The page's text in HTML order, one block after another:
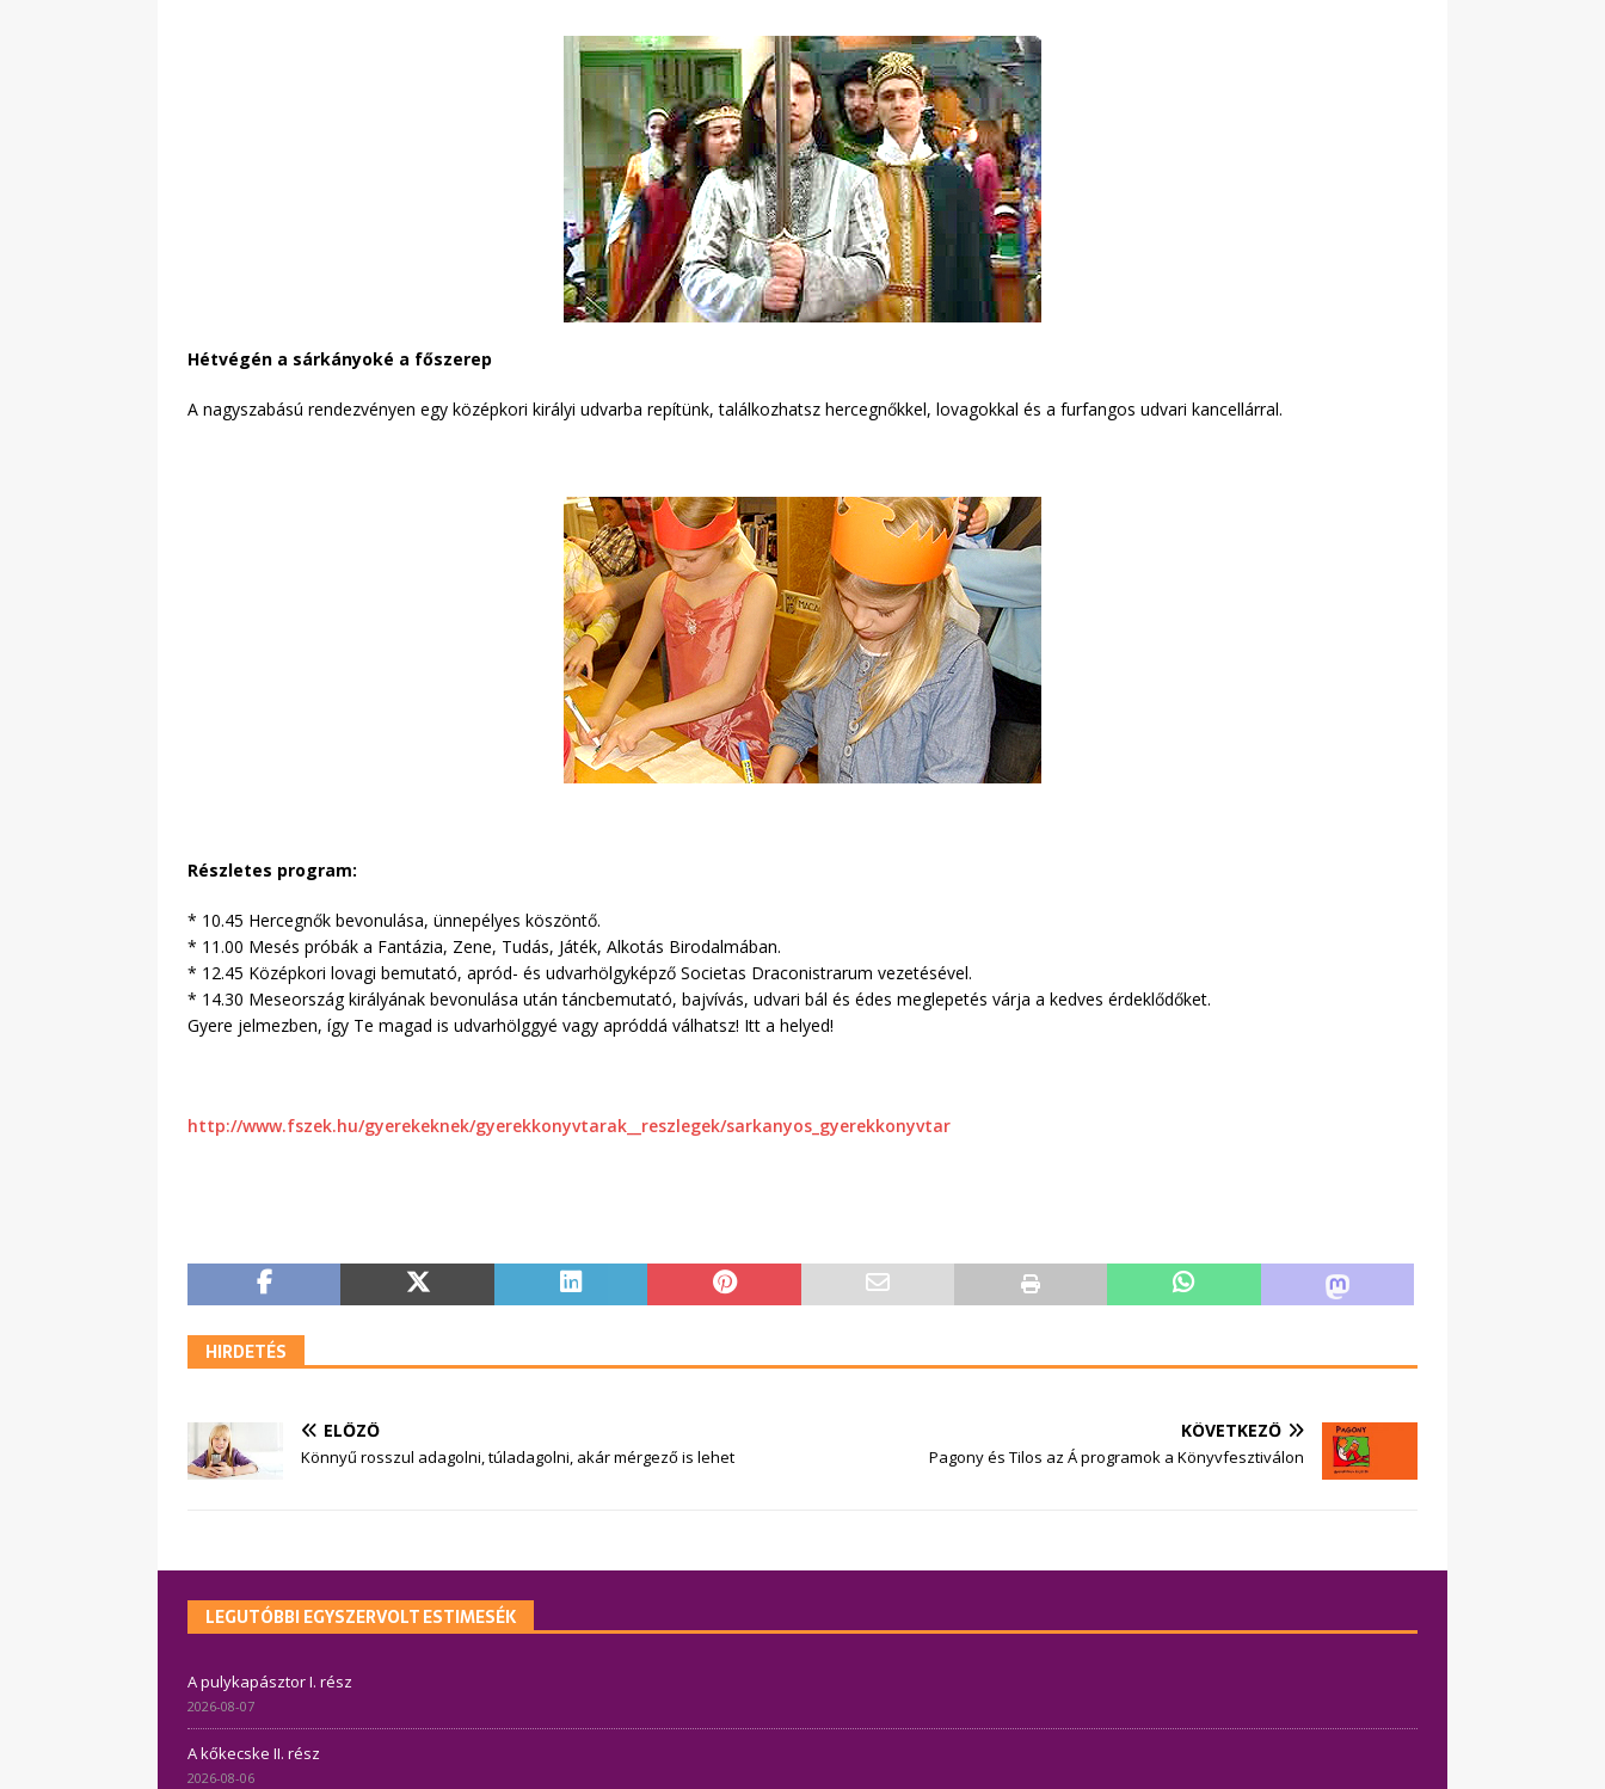
Hétvégén a sárkányoké a főszerep
A nagyszabású rendezvényen egy középkori királyi udvarba repítünk, találkozhatsz hercegnőkkel, lovagokkal és a furfangos udvari kancellárral.
Részletes program:
* 10.45 Hercegnők bevonulása, ünnepélyes köszöntő.
* 11.00 Mesés próbák a Fantázia, Zene, Tudás, Játék, Alkotás Birodalmában.
* 12.45 Középkori lovagi bemutató, apród- és udvarhölgyképző Societas Draconistrarum vezetésével.
* 14.30 Meseország királyának bevonulása után táncbemutató, bajvívás, udvari bál és édes meglepetés várja a kedves érdeklődőket.
Gyere jelmezben, így Te magad is udvarhölggyé vagy apróddá válhatsz! Itt a helyed!
http://www.fszek.hu/gyerekeknek/gyerekkonyvtarak__reszlegek/sarkanyos_gyerekkonyvtar
HIRDETÉS
ELŐZŐ
Könnyű rosszul adagolni, túladagolni, akár mérgező is lehet
KÖVETKEZŐ
Pagony és Tilos az Á programok a Könyvfesztiválon
LEGUTÓBBI EGYSZERVOLT ESTIMESÉK
A pulykapásztor I. rész
2026-08-07
A kőkecske II. rész
2026-08-06